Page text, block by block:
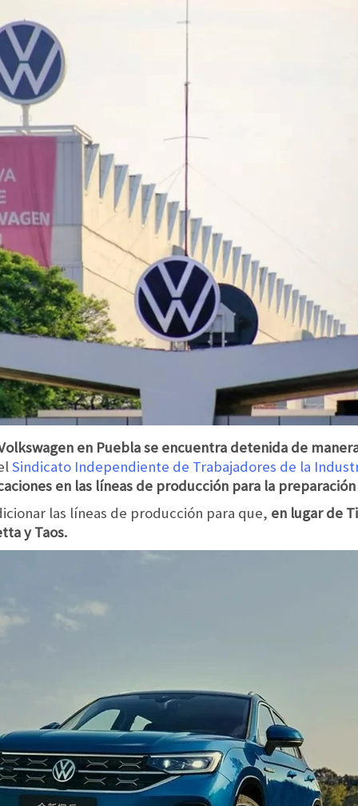
en Puebla se encuentra detenida de
Sindicato Independiente de Trabajadores de la
en las líneas de producción para la
las líneas de producción para que, en lugar de
y Taos.